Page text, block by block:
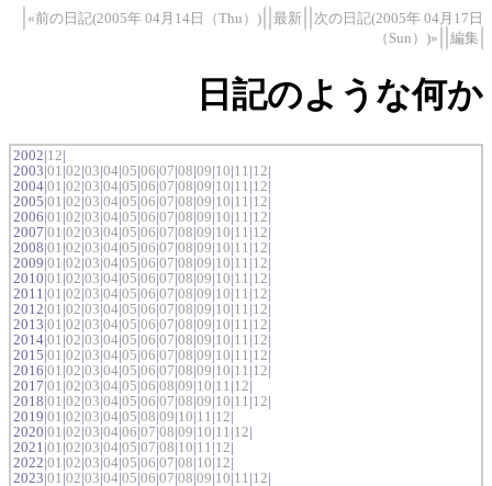
«前の日記(2005年 04月14日（Thu）) 最新
次の日記(2005年 04月17日
（Sun）)»
編集
日記のような何か
2002|12|
2003|01 |02|03|04|05|06|07|08|09|10|11 |12|
2004|01 |02|03|04|05|06|07|08|09|10|11 |12|
2005|01 |02|03|04|05|06|07|08|09|10|11 |12|
2006|01 |02|03|04|05|06|07|08|09|10|11 |12|
2007|01 |02|03|04|05|06|07|08|09|10|11 |12|
2008|01 |02|03|04|05|06|07|08|09|10|11 |12|
2009|01 |02|03|04|05|06|07|08|09|10|11 |12|
2010|01 |02|03|04|05|06|07|08|09|10|11 |12|
2011|01 |02|03|04|05|06|07|08|09|10|11 |12|
2012|01 |02|03|04|05|06|07|08|09|10|11 |12|
2013|01 |02|03|04|05|06|07|08|09|10|11 |12|
2014|01 |02|03|04|05|06|07|08|09|10|11 |12|
2015|01 |02|03|04|05|06|07|08|09|10|11 |12|
2016|01 |02|03|04|05|06|07|08|09|10|11 |12|
2017|01 |02|03|04|05|06|08|09|10|11 |12|
2018|01 |02|03|04|05|06|07|08|09|10|11 |12|
2019|01 |02|03|04|05|08|09|10|11 |12|
2020|01 |02|03|04|06|07|08|09|10|11 |12|
2021|01 |02|03|04|05|07|08|10|11 |12|
2022|01 |02|03|04|05|06|07|08|10|12|
2023|01 |02|03|04|05|06|07|08|09|10|11 |12|